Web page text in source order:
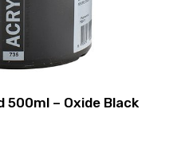
– Oxide Black